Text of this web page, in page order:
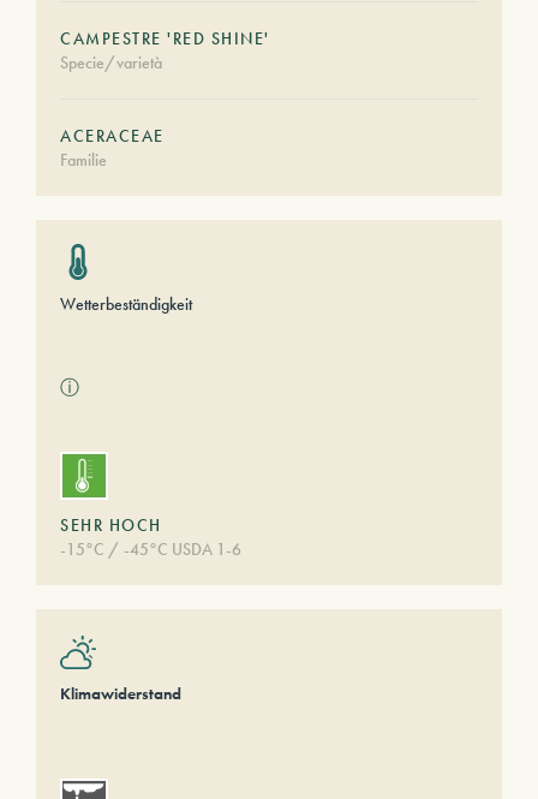
CAMPESTRE 'RED SHINE'
Specie/varietà
ACERACEAE
Familie
Wetterbeständigkeit
ⓘ
SEHR HOCH
-15°C / -45°C USDA 1-6
Klimawiderstand